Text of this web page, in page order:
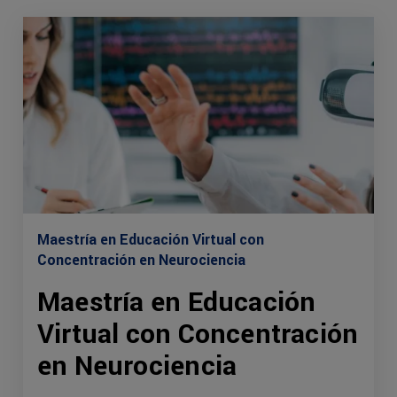
Maestría en Educación Virtual con
Concentración en Neurociencia
Maestría en Educación
Virtual con Concentración
en Neurociencia